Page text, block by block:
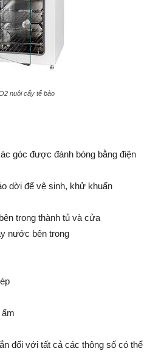
nuôi cấy tế bào
góc được đánh bóng bằng điện
dời để vệ sinh, khử khuẩn
trong thành tủ và cửa
nước bên trong
đối với tất cả các thông số có thể